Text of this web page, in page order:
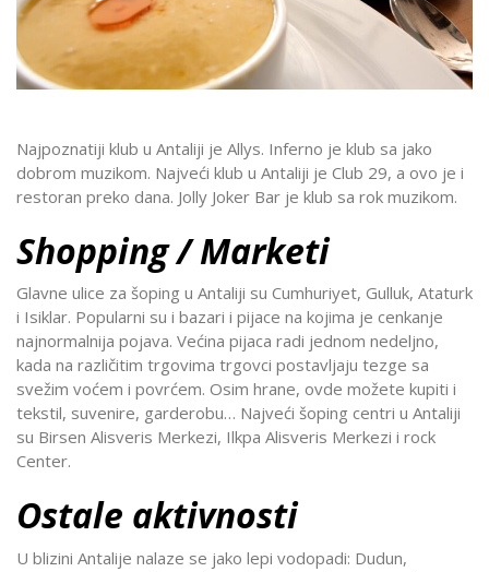
Najpoznatiji klub u Antaliji je Allys. Inferno je klub sa jako
dobrom muzikom. Najveći klub u Antaliji je Club 29, a ovo je i
restoran preko dana. Jolly Joker Bar je klub sa rok muzikom.
Shopping / Marketi
Glavne ulice za šoping u Antaliji su Cumhuriyet, Gulluk, Ataturk
i Isiklar. Popularni su i bazari i pijace na kojima je cenkanje
najnormalnija pojava. Većina pijaca radi jednom nedeljno,
kada na različitim trgovima trgovci postavljaju tezge sa
svežim voćem i povrćem. Osim hrane, ovde možete kupiti i
tekstil, suvenire, garderobu… Najveći šoping centri u Antaliji
su Birsen Alisveris Merkezi, Ilkpa Alisveris Merkezi i rock
Center.
Ostale aktivnosti
U blizini Antalije nalaze se jako lepi vodopadi: Dudun,